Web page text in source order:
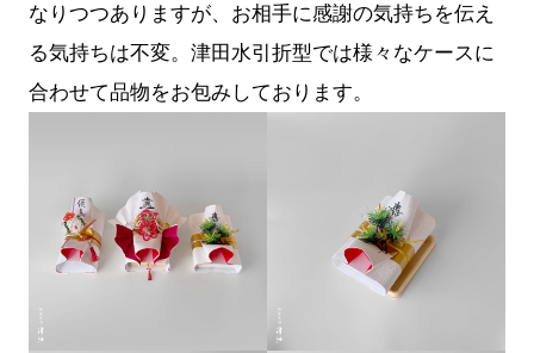
なりつつありますが、お相手に感謝の気持ちを伝え
る気持ちは不変。津田水引折型では様々なケースに
合わせて品物をお包みしております。